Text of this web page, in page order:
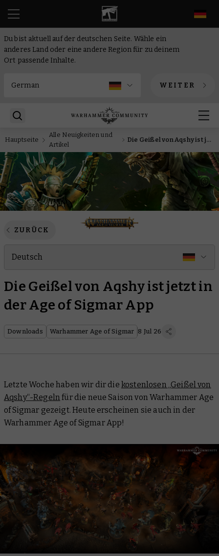
Du bist aktuell auf der deutschen Seite. Wähle ein
anderes Land oder eine andere Region für zu deinem
Ort passende Inhalte.
WEITER
Hauptseite
Alle Neuigkeiten und
Artikel
Die Geißel von Aqshy ist jetzt in der Age of Sigmar App
ZURÜCK
Deutsch
Die Geißel von Aqshy ist jetzt in
der Age of Sigmar App
Downloads Warhammer Age of Sigmar 8 Jul 26
Letzte Woche haben wir dir die kostenlosen „Geißel von
Aqshy“-Regeln für die neue Saison von Warhammer Age
of Sigmar gezeigt. Heute erscheinen sie auch in der
Warhammer Age of Sigmar App!